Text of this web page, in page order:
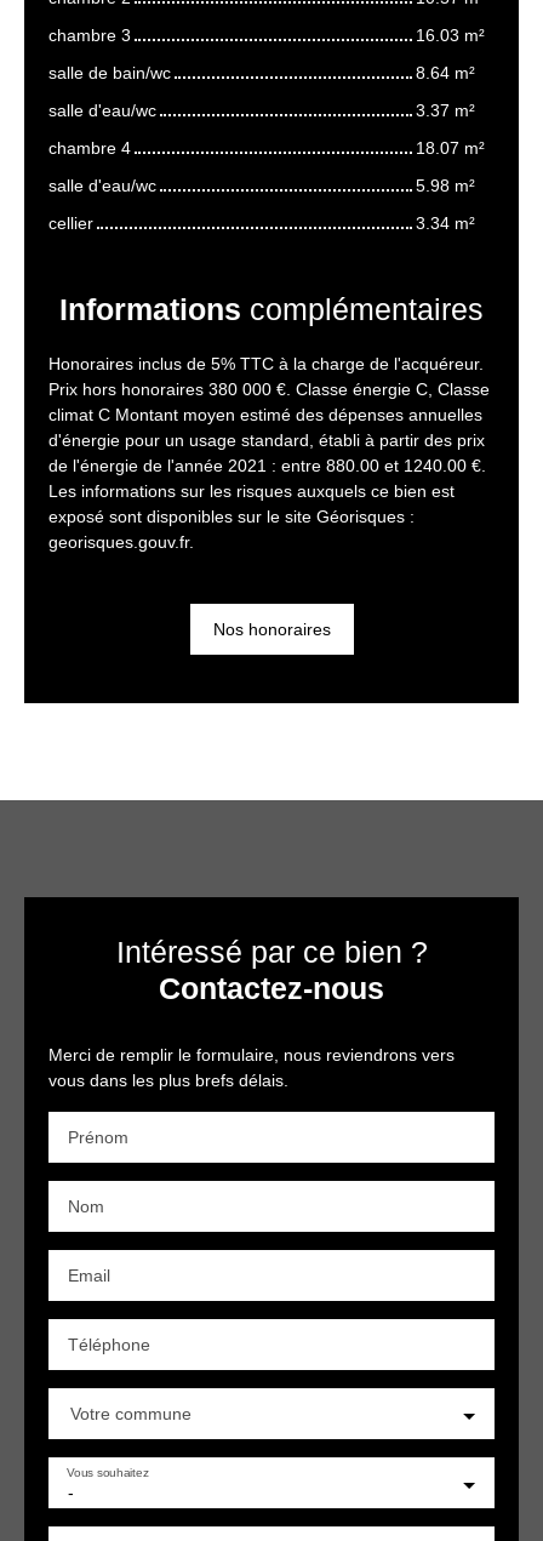
chambre 3
16.03 m²
salle de bain/wc
8.64 m²
salle d'eau/wc
3.37 m²
chambre 4
18.07 m²
salle d'eau/wc
5.98 m²
cellier
3.34 m²
Informations complémentaires
Honoraires inclus de 5% TTC à la charge de l'acquéreur.
Prix hors honoraires 380 000 €. Classe énergie C, Classe
climat C Montant moyen estimé des dépenses annuelles
d'énergie pour un usage standard, établi à partir des prix
de l'énergie de l'année 2021 : entre 880.00 et 1240.00 €.
Les informations sur les risques auxquels ce bien est
exposé sont disponibles sur le site Géorisques :
georisques.gouv.fr.
Nos honoraires
Intéressé par ce bien ?
Contactez-nous
Merci de remplir le formulaire, nous reviendrons vers
vous dans les plus brefs délais.
Prénom
Nom
Email
Téléphone
Votre commune
-
Vous souhaitez